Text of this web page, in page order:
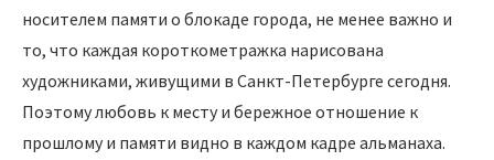
носителем памяти о блокаде города, не менее важно и
то, что каждая короткометражка нарисована
художниками, живущими в Санкт-Петербурге сегодня.
Поэтому любовь к месту и бережное отношение к
прошлому и памяти видно в каждом кадре альманаха.